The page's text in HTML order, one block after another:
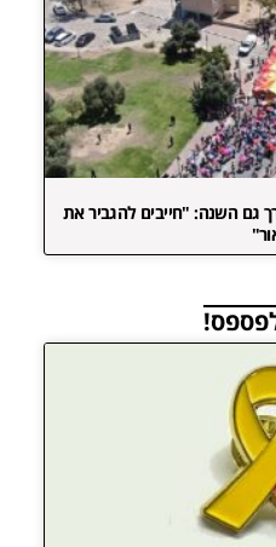
גם השנה: "חייבים להגביר את